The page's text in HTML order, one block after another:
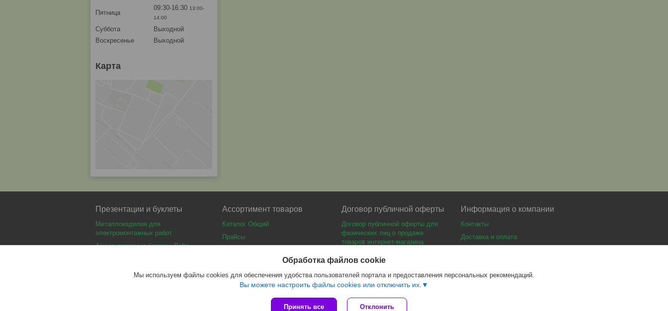
Пятница
09:30-16:30 13:00-
14:00
Суббота
Выходной
Воскресенье
Выходной
Карта
Презентации и буклеты
Металлоизделия для
электромонтажных работ
Аккумуляторные батареи Delta
Аккумуляторные батареи Security
Ассортимент товаров
Каталог Общий
Прайсы
Договор публичной оферты
Договор публичной оферты для
физических лиц о продаже
товаров интернет-магазина
Информация о компании
Контакты
Доставка и оплата
Сайт создан на платформе Deal.by
Обработка файлов cookie
Мы используем файлы cookies для обеспечения удобства пользователей портала и предоставления персональных рекомендаций.
Вы можете настроить файлы cookies или отключить их.
Принять все Отклонить